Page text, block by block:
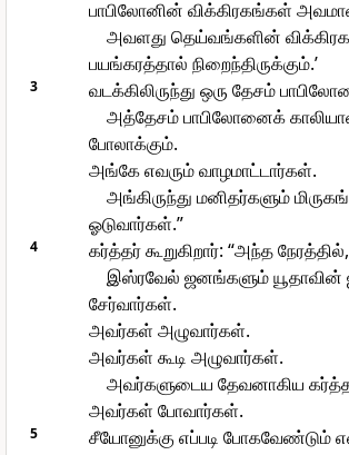
பாபிலோனின் விக்கிரகங்கள்
அவளது தெய்வங்களின்
பயங்கரத்தால் நிறைந்திருக்கும்.’
3
வடக்கிலிருந்து ஒரு தேசம்
அத்தேசம் பாபிலோனைக்
போலாக்கும்.
அங்கே எவரும் வாழமாட்டார்கள்.
அங்கிருந்து மனிதர்களும்
ஓடுவார்கள்.”
4
கர்த்தர் கூறுகிறார்: “அந்த நேரத்தில்,
இஸ்ரவேல் ஜனங்களும்
சேர்வார்கள்.
அவர்கள் அழுவார்கள்.
அவர்கள் கூடி அழுவார்கள்.
அவர்களுடைய தேவனாகிய
அவர்கள் போவார்கள்.
5
சீயோனுக்கு எப்படி போகவேண்டும்